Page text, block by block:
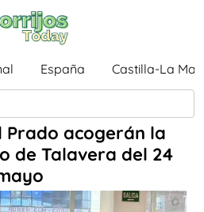
España Castilla-La
Prado acogerán la
de Talavera del 24